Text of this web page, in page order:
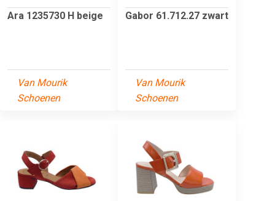
Ara 1235730 H beige
Van Mourik
Schoenen
Gabor 61.712.27 zwart
Van Mourik
Schoenen